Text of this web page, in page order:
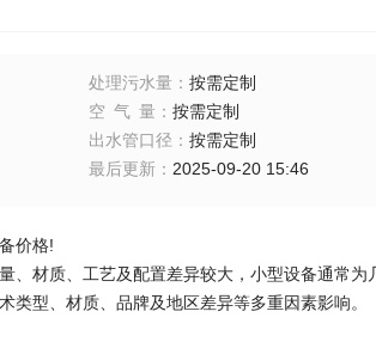
处理污水量： 按需定制
空气量： 按需定制
出水管口径 ： 按需定制
最后更新： 2025-09-20 15:46
价格!
材质、工艺及配置差异较大，小型设备通常为
类型、材质、品牌及地区差异等多重因素影响。